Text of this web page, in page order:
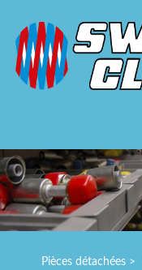
Pièces détachées >